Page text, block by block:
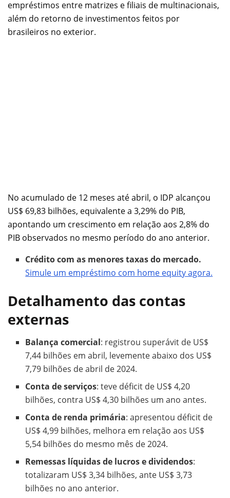
empréstimos entre matrizes e filiais de multinacionais,
além do retorno de investimentos feitos por
brasileiros no exterior.
No acumulado de 12 meses até abril, o IDP alcançou
US$ 69,83 bilhões, equivalente a 3,29% do PIB,
apontando um crescimento em relação aos 2,8% do
PIB observados no mesmo período do ano anterior.
Crédito com as menores taxas do mercado.
Simule um empréstimo com home equity agora.
Detalhamento das contas
externas
Balança comercial: registrou superávit de US$
7,44 bilhões em abril, levemente abaixo dos US$
7,79 bilhões de abril de 2024.
Conta de serviços: teve déficit de US$ 4,20
bilhões, contra US$ 4,30 bilhões um ano antes.
Conta de renda primária: apresentou déficit de
US$ 4,99 bilhões, melhora em relação aos US$
5,54 bilhões do mesmo mês de 2024.
Remessas líquidas de lucros e dividendos:
totalizaram US$ 3,34 bilhões, ante US$ 3,73
bilhões no ano anterior.